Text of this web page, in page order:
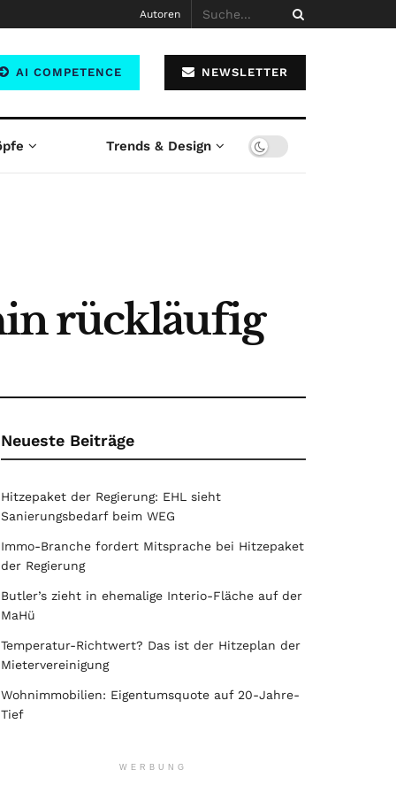
Autoren
AI COMPETENCE NEWSLETTER
Trends & Design
rückläufig
Neueste Beiträge
Hitzepaket der Regierung: EHL sieht
Sanierungsbedarf beim WEG
Immo-Branche fordert Mitsprache bei Hitzepaket
der Regierung
Butler’s zieht in ehemalige Interio-Fläche auf der
MaHü
Temperatur-Richtwert? Das ist der Hitzeplan der
Mietervereinigung
Wohnimmobilien: Eigentumsquote auf 20-Jahre-
Tief
WERBUNG